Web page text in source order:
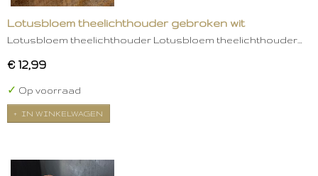
Lotusbloem theelichthouder gebroken wit
Lotusbloem theelichthouder Lotusbloem theelichthouder…
€ 12,99
✓ Op voorraad
IN WINKELWAGEN